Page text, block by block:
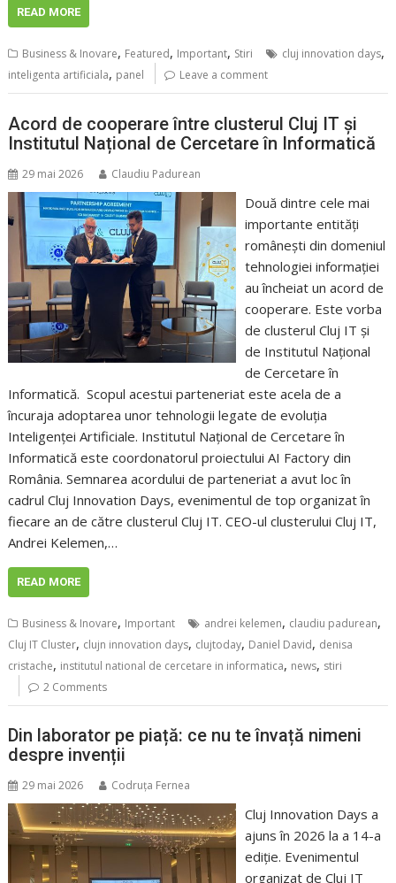
READ MORE
Business & Inovare, Featured, Important, Stiri cluj innovation days,
inteligenta artificiala, panel Leave a comment
Acord de cooperare între clusterul Cluj IT și
Institutul Național de Cercetare în Informatică
29 mai 2026 Claudiu Padurean
Două dintre cele mai
importante entități
românești din domeniul
tehnologiei informației
au încheiat un acord de
cooperare. Este vorba
de clusterul Cluj IT și
de Institutul Național
de Cercetare în
Informatică. Scopul acestui parteneriat este acela de a
încuraja adoptarea unor tehnologii legate de evoluția
Inteligenței Artificiale. Institutul Național de Cercetare în
Informatică este coordonatorul proiectului AI Factory din
România. Semnarea acordului de parteneriat a avut loc în
cadrul Cluj Innovation Days, evenimentul de top organizat în
fiecare an de către clusterul Cluj IT. CEO-ul clusterului Cluj IT,
Andrei Kelemen,…
READ MORE
Business & Inovare, Important andrei kelemen, claudiu padurean,
Cluj IT Cluster, clujn innovation days, clujtoday, Daniel David, denisa
cristache, institutul national de cercetare in informatica, news, stiri
2 Comments
Din laborator pe piață: ce nu te învață nimeni
despre invenții
29 mai 2026 Codruța Fernea
Cluj Innovation Days a
ajuns în 2026 la a 14-a
ediție. Evenimentul
organizat de Cluj IT